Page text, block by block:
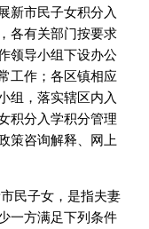
新市民子女积分入
各有关部门按要求
领导小组下设办公
工作；各区镇相应
组，落实辖区内入
积分入学积分管理
策咨询解释、网上
民子女，是指夫妻
一方满足下列条件